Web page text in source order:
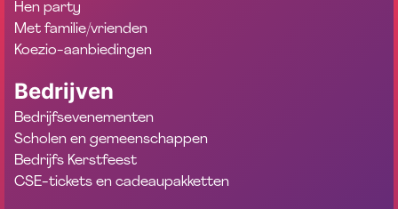
Hen party
Met familie/vrienden
Koezio-aanbiedingen
Bedrijven
Bedrijfsevenementen
Scholen en gemeenschappen
Bedrijfs Kerstfeest
CSE-tickets en cadeaupakketten